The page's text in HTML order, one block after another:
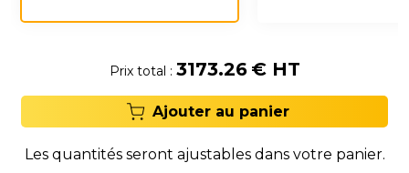
Prix total : 3173.26 € HT
Ajouter au panier
Les quantités seront ajustables dans votre panier.